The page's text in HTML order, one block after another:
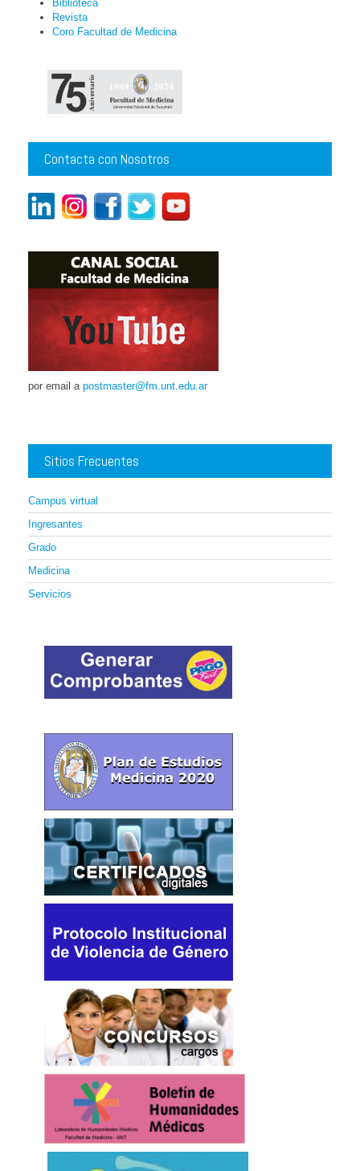
Biblioteca
Revista
Coro Facultad de Medicina
Contacta con Nosotros
por email a postmaster@fm.unt.edu.ar
Sitios Frecuentes
Campus virtual
Ingresantes
Grado
Medicina
Servicios